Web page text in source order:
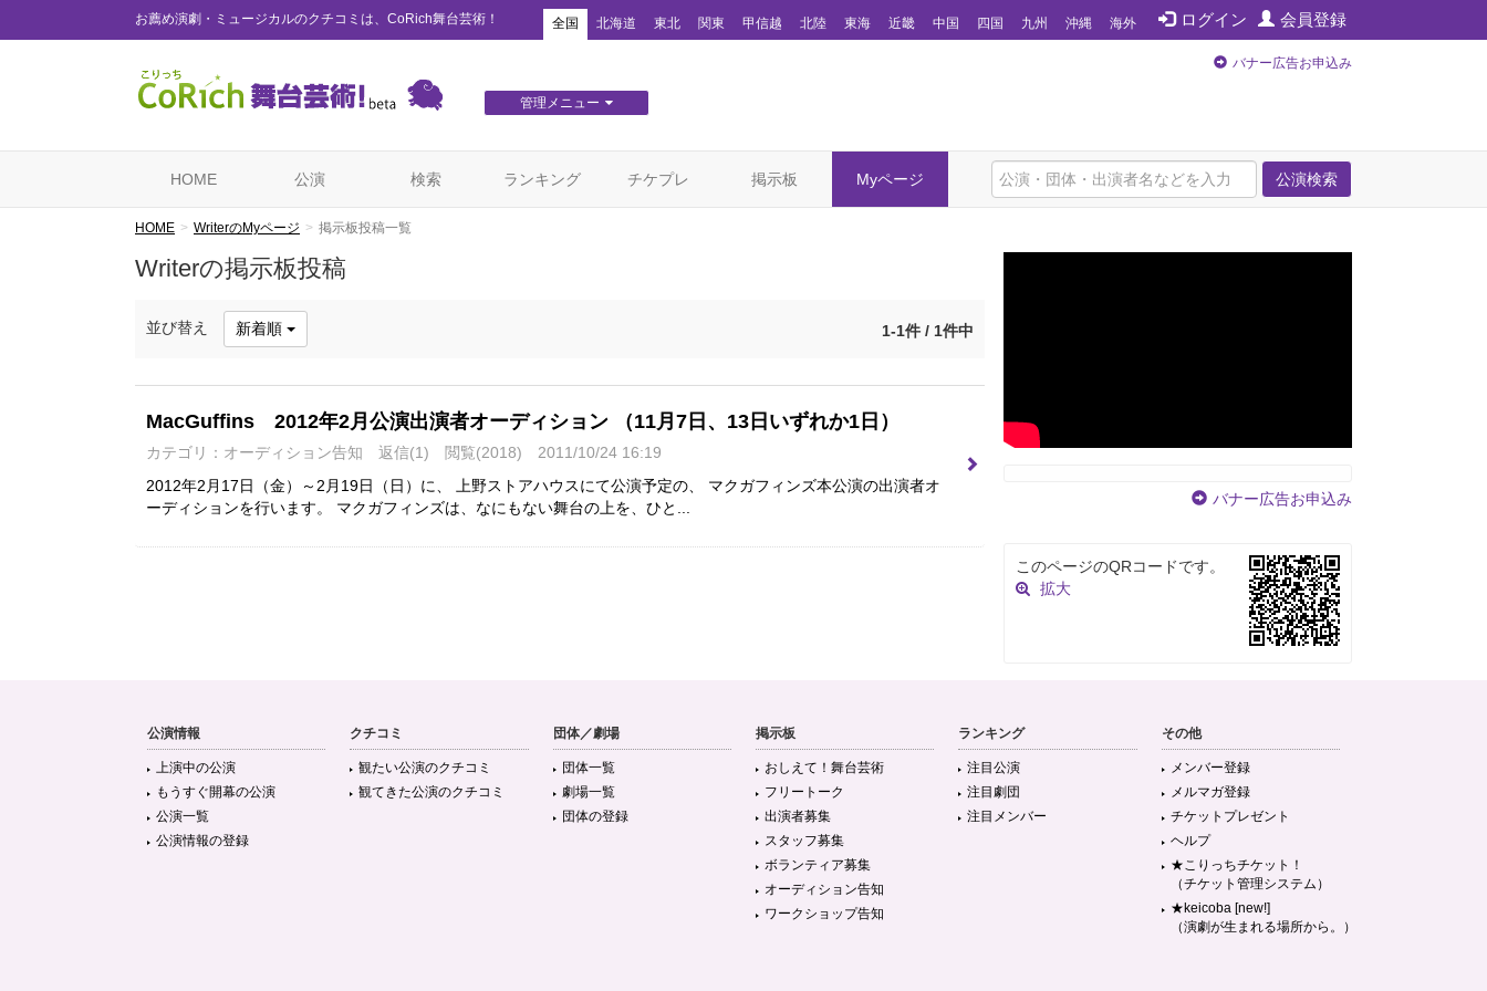
お薦め演劇・ミュージカルのクチコミは、CoRich舞台芸術！ ログイン 会員登録
全国 北海道 東北 関東 甲信越 北陸 東海 近畿 中国 四国 九州 沖縄 海外
管理メニュー
バナー広告お申込み
公演検索
HOME 公演 検索 ランキング チケプレ 掲示板 Myページ
HOME WriterのMyページ 掲示板投稿一覧
Writerの掲示板投稿
並び替え 新着順 1-1件 / 1件中
MacGuffins 2012年2月公演出演者オーディション （11月7日、13日いずれか1日）
カテゴリ：オーディション告知 返信(1) 閲覧(2018)
2011/10/24 16:19
2012年2月17日（金）～2月19日（日）に、 上野ストアハウスにて公演予定の、 マクガフィンズ本公演の出演者オ
ーディションを行います。 マクガフィンズは、なにもない舞台の上を、ひと...
バナー広告お申込み
このページのQRコードです。
拡大
公演情報
上演中の公演
もうすぐ開幕の公演
公演一覧
公演情報の登録
クチコミ
観たい公演のクチコミ
観てきた公演のクチコミ
団体／劇場
団体一覧
劇場一覧
団体の登録
掲示板
おしえて！舞台芸術
フリートーク
出演者募集
スタッフ募集
ボランティア募集
オーディション告知
ワークショップ告知
ランキング
注目公演
注目劇団
注目メンバー
その他
メンバー登録
メルマガ登録
チケットプレゼント
ヘルプ
★こりっちチケット！
（チケット管理システム）
★keicoba [new!]
（演劇が生まれる場所から。）